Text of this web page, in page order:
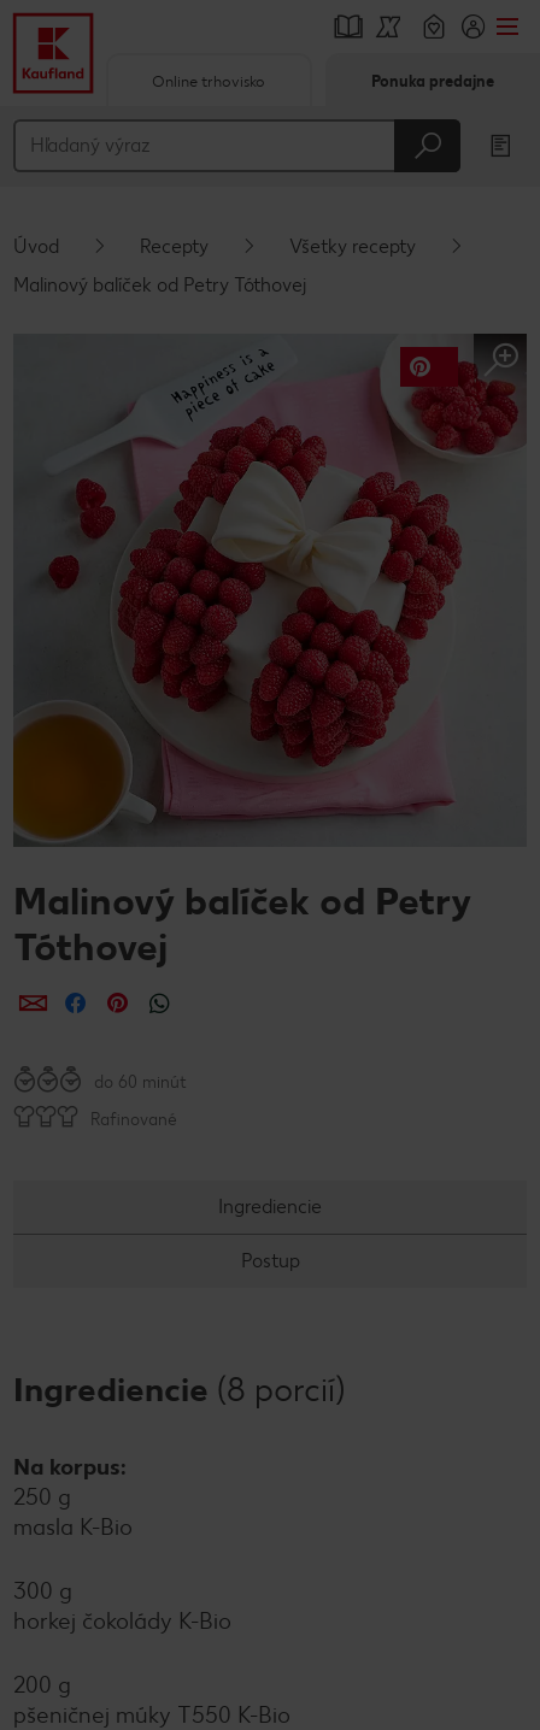
Hlavný obsah
Vyskakovací bočný panel
Online trhovisko Ponuka predajne
Úvod Recepty
Všetky recepty
Malinový balíček od Petry Tóthovej
Malinový balíček od Petry
Tóthovej
ZdieľaťZdieľaťZdieľať
do 60 minút
Rafinované
Ingrediencie
Postup
Ingrediencie (8 porcií)
Na korpus:
250 g
masla K-Bio
300 g
horkej čokolády K-Bio
200 g
pšeničnej múky T550 K-Bio